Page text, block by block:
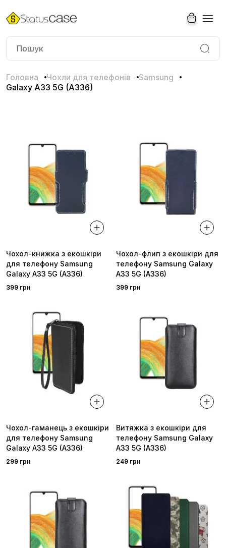
Головна Чохли для телефонів
Samsung
Galaxy A33 5G (A336)
Чохол-книжка з екошкіри
для телефону Samsung
Galaxy A33 5G (A336)
399 грн
Чохол-флип з екошкіри для
телефону Samsung Galaxy
A33 5G (A336)
399 грн
Чохол-гаманець з екошкіри
для телефону Samsung
Galaxy A33 5G (A336)
299 грн
Витяжка з екошкіри для
телефону Samsung Galaxy
A33 5G (A336)
249 грн